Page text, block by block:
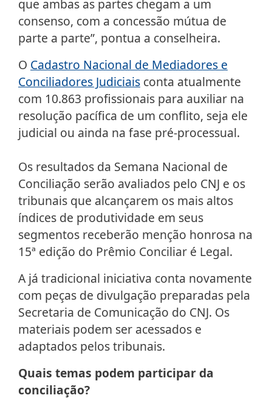
que ambas as partes chegam a um
consenso, com a concessão mútua de
parte a parte”, pontua a conselheira.
O Cadastro Nacional de Mediadores e
Conciliadores Judiciais conta atualmente
com 10.863 profissionais para auxiliar na
resolução pacífica de um conflito, seja ele
judicial ou ainda na fase pré-processual.
Os resultados da Semana Nacional de
Conciliação serão avaliados pelo CNJ e os
tribunais que alcançarem os mais altos
índices de produtividade em seus
segmentos receberão menção honrosa na
15ª edição do Prêmio Conciliar é Legal.
A já tradicional iniciativa conta novamente
com peças de divulgação preparadas pela
Secretaria de Comunicação do CNJ. Os
materiais podem ser acessados e
adaptados pelos tribunais.
Quais temas podem participar da
conciliação?